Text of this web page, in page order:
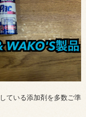
している添加剤を多数ご準